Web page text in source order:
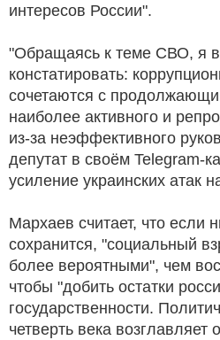
интересов России".
"Обращаясь к теме СВО, я
констатировать:
сочетаются с
наиболее активного и
из-за неэффективного
депутат в своём Telegram-
усиление украинских атак
Мархаев считает, что если
сохранится, "социальный
более вероятными", чем
чтобы "добить остатки
государственности.
четверть века